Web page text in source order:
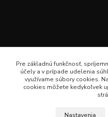
Pre základnú funkčnosť,
účely a v prípade udelenia
využívame súbory cookies.
cookies môžete kedykoľvek
Nastavenia